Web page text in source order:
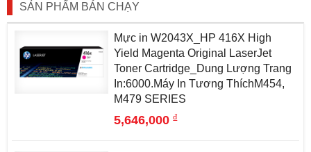
SẢN PHẨM BÁN CHẠY
Mực in W2043X_HP 416X High
Yield Magenta Original LaserJet
Toner Cartridge_Dung Lượng Trang
In:6000.Máy In Tương ThíchM454,
M479 SERIES
5,646,000đ